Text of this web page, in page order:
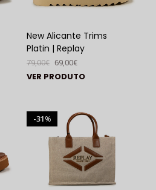
New Alicante Trims
Platin | Replay
79,00€ 69,00€
VER PRODUTO
%
31